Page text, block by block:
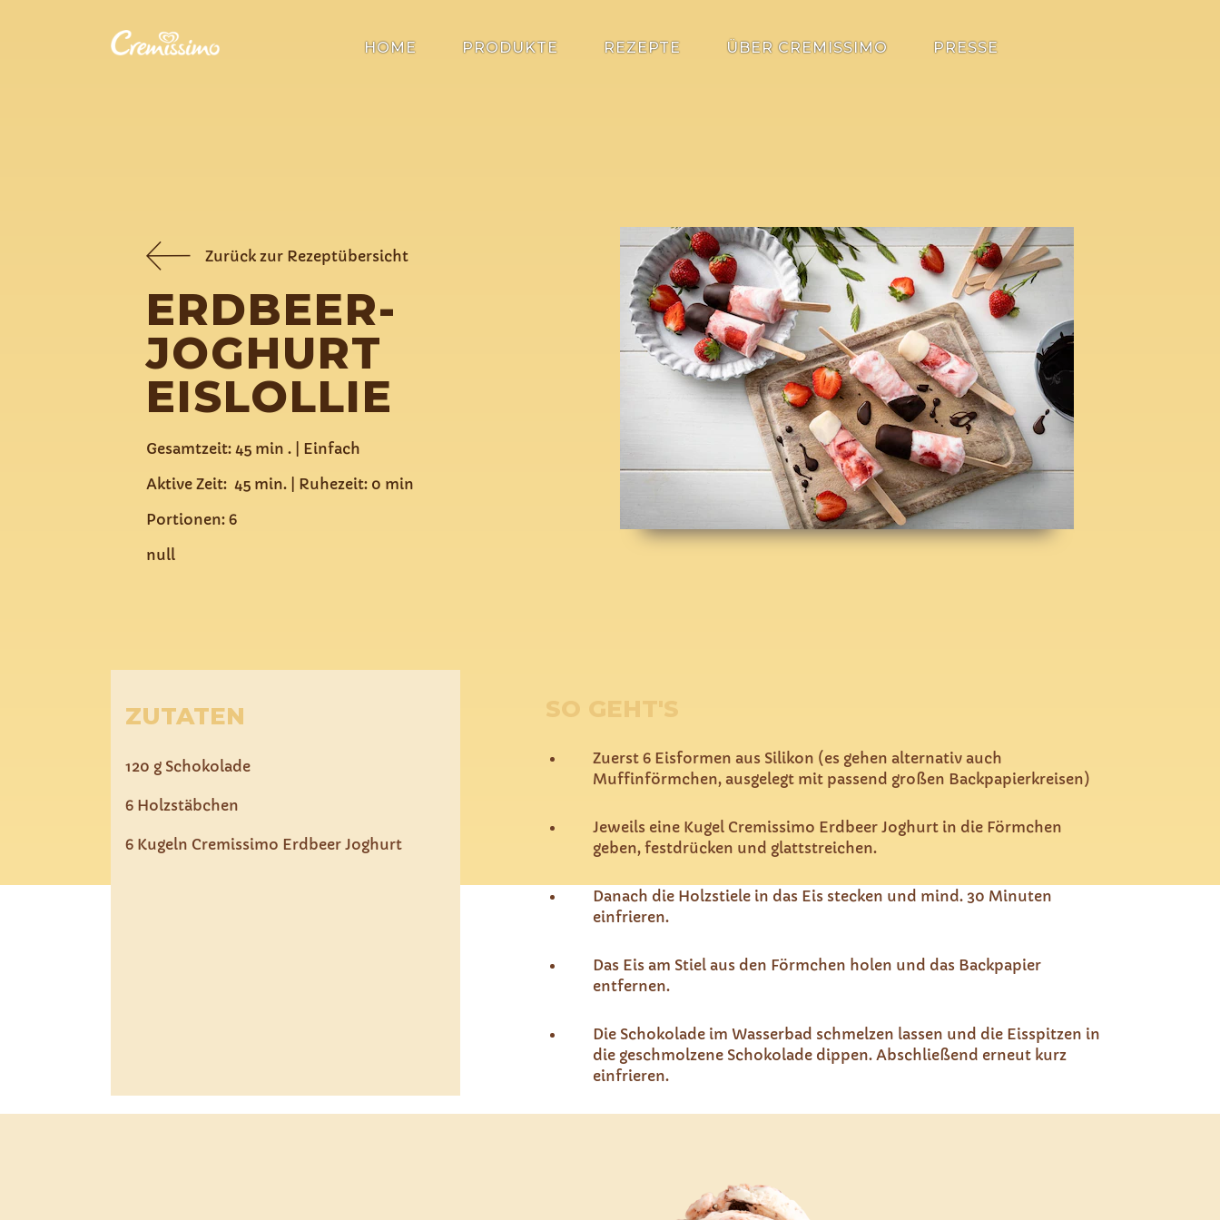
HOME PRODUKTE REZEPTE ÜBER CREMISSIMO PRESSE
Zurück zur Rezeptübersicht
ERDBEER-
JOGHURT
EISLOLLIE
Gesamtzeit: 45 min . | Einfach
Aktive Zeit: 45 min. | Ruhezeit: 0 min
Portionen: 6
null
ZUTATEN
120 g Schokolade
6 Holzstäbchen
6 Kugeln Cremissimo Erdbeer Joghurt
SO GEHT'S
Zuerst 6 Eisformen aus Silikon (es gehen alternativ auch
Muffinförmchen, ausgelegt mit passend großen Backpapierkreisen)
Jeweils eine Kugel Cremissimo Erdbeer Joghurt in die Förmchen
geben, festdrücken und glattstreichen.
Danach die Holzstiele in das Eis stecken und mind. 30 Minuten
einfrieren.
Das Eis am Stiel aus den Förmchen holen und das Backpapier
entfernen.
Die Schokolade im Wasserbad schmelzen lassen und die Eisspitzen in
die geschmolzene Schokolade dippen. Abschließend erneut kurz
einfrieren.